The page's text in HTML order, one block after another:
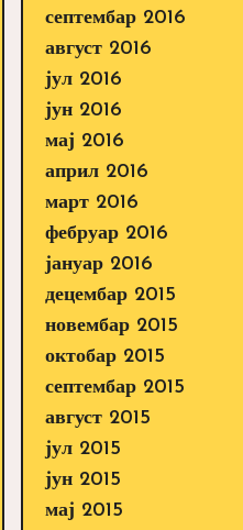
септембар 2016
август 2016
јул 2016
јун 2016
мај 2016
април 2016
март 2016
фебруар 2016
јануар 2016
децембар 2015
новембар 2015
октобар 2015
септембар 2015
август 2015
јул 2015
јун 2015
мај 2015